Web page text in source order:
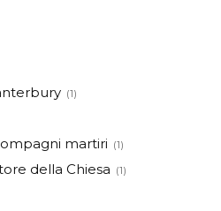
(1)
martiri (1)
della Chiesa (1)